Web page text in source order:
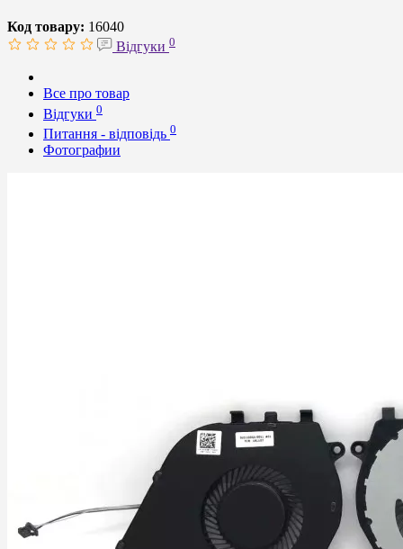
Код товару: 16040
Відгуки 0
Все про товар
Відгуки 0
Питання - відповідь 0
Фотографии